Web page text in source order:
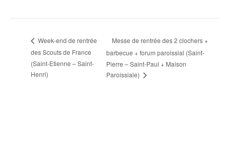
Week-end de rentrée
des Scouts de France
(Saint-Etienne – Saint-
Henri)
Messe de rentrée des 2 clochers +
barbecue + forum paroissial (Saint-
Pierre – Saint-Paul + Maison
Paroissiale)